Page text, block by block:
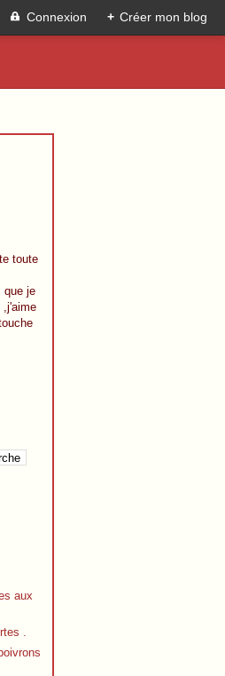
Connexion + Créer mon blog
toute
que je
,j'aime
aux
.